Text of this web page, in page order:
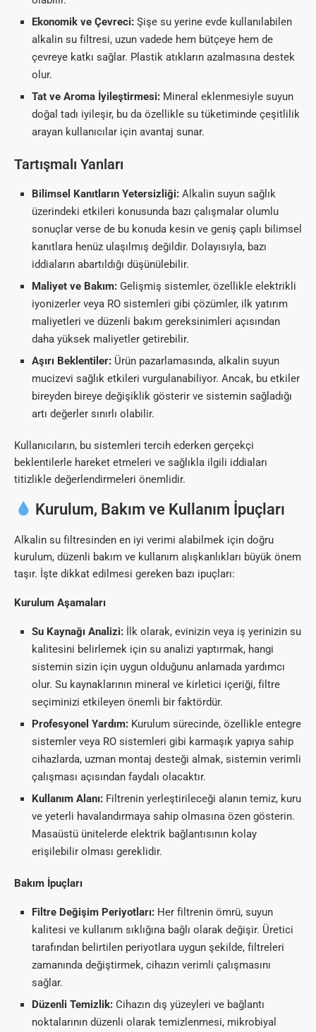
Ekonomik ve Çevreci: Şişe su yerine evde kullanılabilen
alkalin su filtresi, uzun vadede hem bütçeye hem de
çevreye katkı sağlar. Plastik atıkların azalmasına destek
olur.
Tat ve Aroma İyileştirmesi: Mineral eklenmesiyle suyun
doğal tadı iyileşir, bu da özellikle su tüketiminde çeşitlilik
arayan kullanıcılar için avantaj sunar.
Tartışmalı Yanları
Bilimsel Kanıtların Yetersizliği: Alkalin suyun sağlık
üzerindeki etkileri konusunda bazı çalışmalar olumlu
sonuçlar verse de bu konuda kesin ve geniş çaplı bilimsel
kanıtlara henüz ulaşılmış değildir. Dolayısıyla, bazı
iddiaların abartıldığı düşünülebilir.
Maliyet ve Bakım: Gelişmiş sistemler, özellikle elektrikli
iyonizerler veya RO sistemleri gibi çözümler, ilk yatırım
maliyetleri ve düzenli bakım gereksinimleri açısından
daha yüksek maliyetler getirebilir.
Aşırı Beklentiler: Ürün pazarlamasında, alkalin suyun
mucizevi sağlık etkileri vurgulanabiliyor. Ancak, bu etkiler
bireyden bireye değişiklik gösterir ve sistemin sağladığı
artı değerler sınırlı olabilir.
Kullanıcıların, bu sistemleri tercih ederken gerçekçi
beklentilerle hareket etmeleri ve sağlıkla ilgili iddiaları
titizlikle değerlendirmeleri önemlidir.
Kurulum, Bakım ve Kullanım İpuçları
Alkalin su filtresinden en iyi verimi alabilmek için doğru
kurulum, düzenli bakım ve kullanım alışkanlıkları büyük önem
taşır. İşte dikkat edilmesi gereken bazı ipuçları:
Kurulum Aşamaları
Su Kaynağı Analizi: İlk olarak, evinizin veya iş yerinizin su
kalitesini belirlemek için su analizi yaptırmak, hangi
sistemin sizin için uygun olduğunu anlamada yardımcı
olur. Su kaynaklarının mineral ve kirletici içeriği, filtre
seçiminizi etkileyen önemli bir faktördür.
Profesyonel Yardım: Kurulum sürecinde, özellikle entegre
sistemler veya RO sistemleri gibi karmaşık yapıya sahip
cihazlarda, uzman montaj desteği almak, sistemin verimli
çalışması açısından faydalı olacaktır.
Kullanım Alanı: Filtrenin yerleştirileceği alanın temiz, kuru
ve yeterli havalandırmaya sahip olmasına özen gösterin.
Masaüstü ünitelerde elektrik bağlantısının kolay
erişilebilir olması gereklidir.
Bakım İpuçları
Filtre Değişim Periyotları: Her filtrenin ömrü, suyun
kalitesi ve kullanım sıklığına bağlı olarak değişir. Üretici
tarafından belirtilen periyotlara uygun şekilde, filtreleri
zamanında değiştirmek, cihazın verimli çalışmasını
sağlar.
Düzenli Temizlik: Cihazın dış yüzeyleri ve bağlantı
noktalarının düzenli olarak temizlenmesi, mikrobiyal